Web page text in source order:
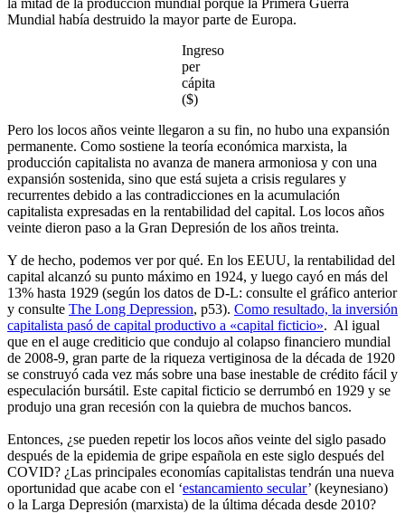
Mundial había destruido la mayor parte de Europa.
Ingreso
per
cápita
($)
Pero los locos años veinte llegaron a su fin, no hubo una expansión
permanente. Como sostiene la teoría económica marxista, la
producción capitalista no avanza de manera armoniosa y con una
expansión sostenida, sino que está sujeta a crisis regulares y
recurrentes debido a las contradicciones en la acumulación
capitalista expresadas en la rentabilidad del capital. Los locos años
veinte dieron paso a la Gran Depresión de los años treinta.
Y de hecho, podemos ver por qué. En los EEUU, la rentabilidad del
capital alcanzó su punto máximo en 1924, y luego cayó en más del
13% hasta 1929 (según los datos de D-L: consulte el gráfico anterior
y consulte The Long Depression, p53). Como resultado, la inversión
capitalista pasó de capital productivo a «capital ficticio». Al igual
que en el auge crediticio que condujo al colapso financiero mundial
de 2008-9, gran parte de la riqueza vertiginosa de la década de 1920
se construyó cada vez más sobre una base inestable de crédito fácil y
especulación bursátil. Este capital ficticio se derrumbó en 1929 y se
produjo una gran recesión con la quiebra de muchos bancos.
Entonces, ¿se pueden repetir los locos años veinte del siglo pasado
después de la epidemia de gripe española en este siglo después del
COVID? ¿Las principales economías capitalistas tendrán una nueva
oportunidad que acabe con el ‘estancamiento secular’ (keynesiano)
o la Larga Depresión (marxista) de la última década desde 2010?